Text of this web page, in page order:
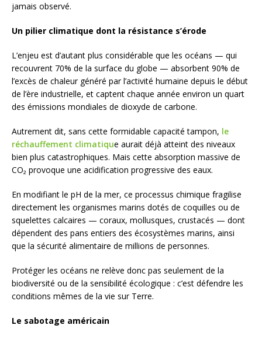
jamais observé.
Un pilier climatique dont la résistance s’érode
L’enjeu est d’autant plus considérable que les océans — qui
recouvrent 70% de la surface du globe — absorbent 90% de
l’excès de chaleur généré par l’activité humaine depuis le début
de l’ère industrielle, et captent chaque année environ un quart
des émissions mondiales de dioxyde de carbone.
Autrement dit, sans cette formidable capacité tampon, le
réchauffement climatique aurait déjà atteint des niveaux
bien plus catastrophiques. Mais cette absorption massive de
CO₂ provoque une acidification progressive des eaux.
En modifiant le pH de la mer, ce processus chimique fragilise
directement les organismes marins dotés de coquilles ou de
squelettes calcaires — coraux, mollusques, crustacés — dont
dépendent des pans entiers des écosystèmes marins, ainsi
que la sécurité alimentaire de millions de personnes.
Protéger les océans ne relève donc pas seulement de la
biodiversité ou de la sensibilité écologique : c’est défendre les
conditions mêmes de la vie sur Terre.
Le sabotage américain